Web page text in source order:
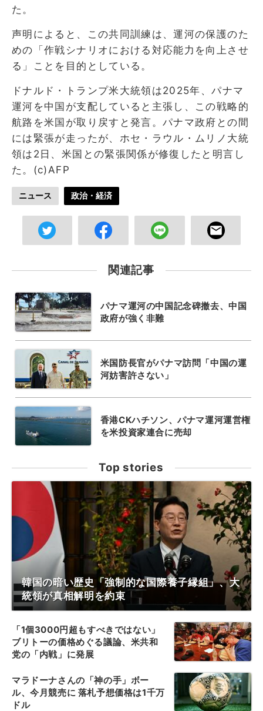
た。
声明によると、この共同訓練は、運河の保護のた
めの「作戦シナリオにおける対応能力を向上させ
る」ことを目的としている。
ドナルド・トランプ米大統領は2025年、パナマ
運河を中国が支配していると主張し、この戦略的
航路を米国が取り戻すと発言。パナマ政府との間
には緊張が走ったが、ホセ・ラウル・ムリノ大統
領は2日、米国との緊張関係が修復したと明言し
た。(c)AFP
ニュース 政治・経済
関連記事
パナマ運河の中国記念碑撤去、中国
政府が強く非難
米国防長官がパナマ訪問「中国の運
河妨害許さない」
香港CKハチソン、パナマ運河運営権
を米投資家連合に売却
Top stories
韓国の暗い歴史「強制的な国際養子縁組」、大
統領が真相解明を約束
「1個3000円超もすべきではない」
ブリトーの価格めぐる議論、米共和
党の「内戦」に発展
マラドーナさんの「神の手」ボー
ル、今月競売に 落札予想価格は1千万
ドル